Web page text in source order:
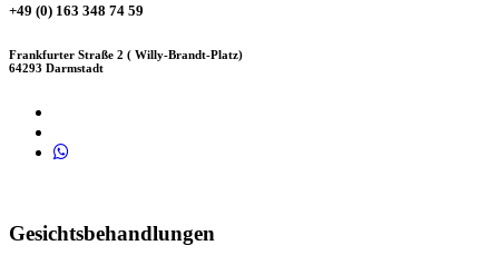
+49 (0) 163 348 74 59
Frankfurter Straße 2 ( Willy-Brandt-Platz)
64293 Darmstadt
Gesichtsbehandlungen